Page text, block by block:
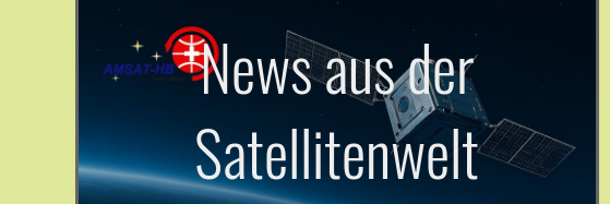
News aus der
Satellitenwelt